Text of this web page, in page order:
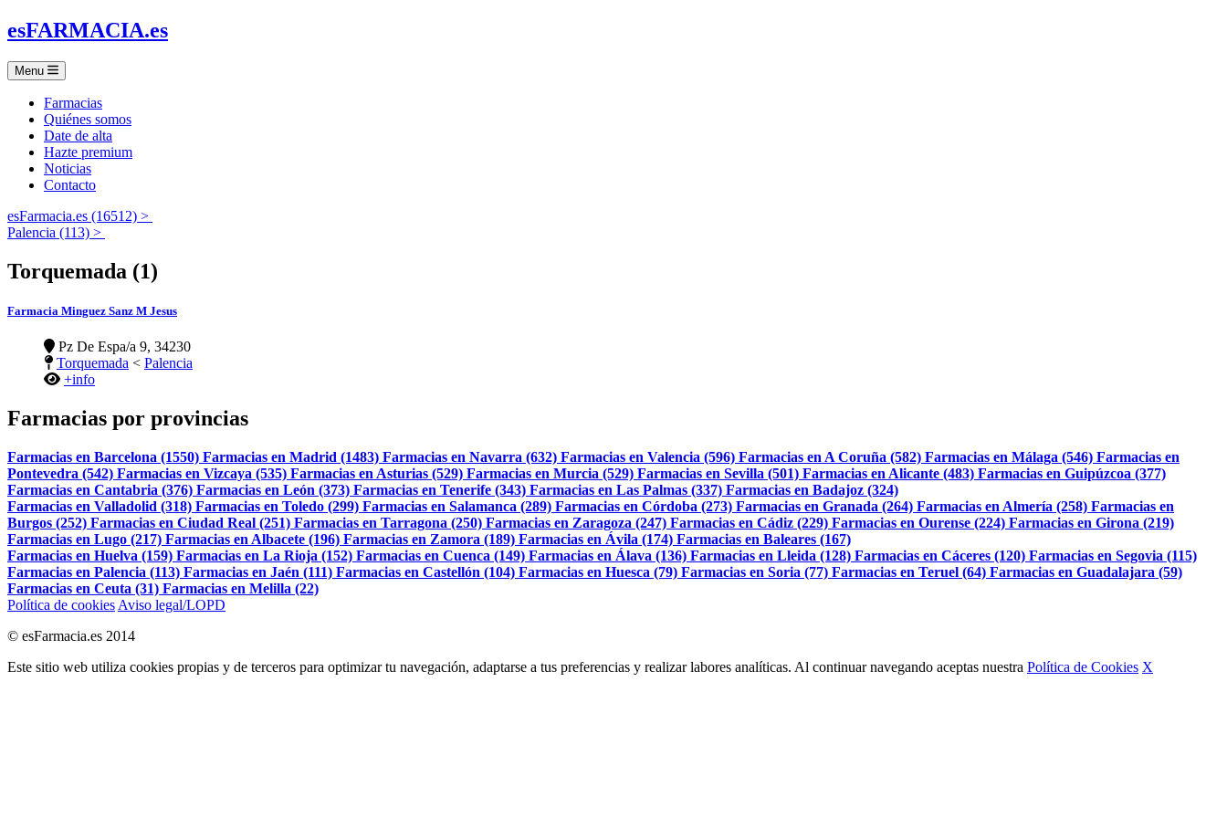
esFARMACIA.es
Menu
Farmacias
Quiénes somos
Date de alta
Hazte premium
Noticias
Contacto
esFarmacia.es (16512) >
Palencia (113) >
Torquemada (1)
Farmacia Minguez Sanz M Jesus
Pz De Espa/a 9, 34230
Torquemada < Palencia
+info
Farmacias por provincias
Farmacias en Barcelona (1550) Farmacias en Madrid (1483) Farmacias en Navarra (632) Farmacias en Valencia (596) Farmacias en A Coruña (582) Farmacias en Málaga (546) Farmacias en
Pontevedra (542) Farmacias en Vizcaya (535) Farmacias en Asturias (529) Farmacias en Murcia (529) Farmacias en Sevilla (501) Farmacias en Alicante (483) Farmacias en Guipúzcoa (377)
Farmacias en Cantabria (376) Farmacias en León (373) Farmacias en Tenerife (343) Farmacias en Las Palmas (337) Farmacias en Badajoz (324)
Farmacias en Valladolid (318) Farmacias en Toledo (299) Farmacias en Salamanca (289) Farmacias en Córdoba (273) Farmacias en Granada (264) Farmacias en Almería (258) Farmacias en
Burgos (252) Farmacias en Ciudad Real (251) Farmacias en Tarragona (250) Farmacias en Zaragoza (247) Farmacias en Cádiz (229) Farmacias en Ourense (224) Farmacias en Girona (219)
Farmacias en Lugo (217) Farmacias en Albacete (196) Farmacias en Zamora (189) Farmacias en Ávila (174) Farmacias en Baleares (167)
Farmacias en Huelva (159) Farmacias en La Rioja (152) Farmacias en Cuenca (149) Farmacias en Álava (136) Farmacias en Lleida (128) Farmacias en Cáceres (120) Farmacias en Segovia (115)
Farmacias en Palencia (113) Farmacias en Jaén (111) Farmacias en Castellón (104) Farmacias en Huesca (79) Farmacias en Soria (77) Farmacias en Teruel (64) Farmacias en Guadalajara (59)
Farmacias en Ceuta (31) Farmacias en Melilla (22)
Política de cookies Aviso legal/LOPD
© esFarmacia.es 2014
Este sitio web utiliza cookies propias y de terceros para optimizar tu navegación, adaptarse a tus preferencias y realizar labores analíticas. Al continuar navegando aceptas nuestra Política de Cookies X